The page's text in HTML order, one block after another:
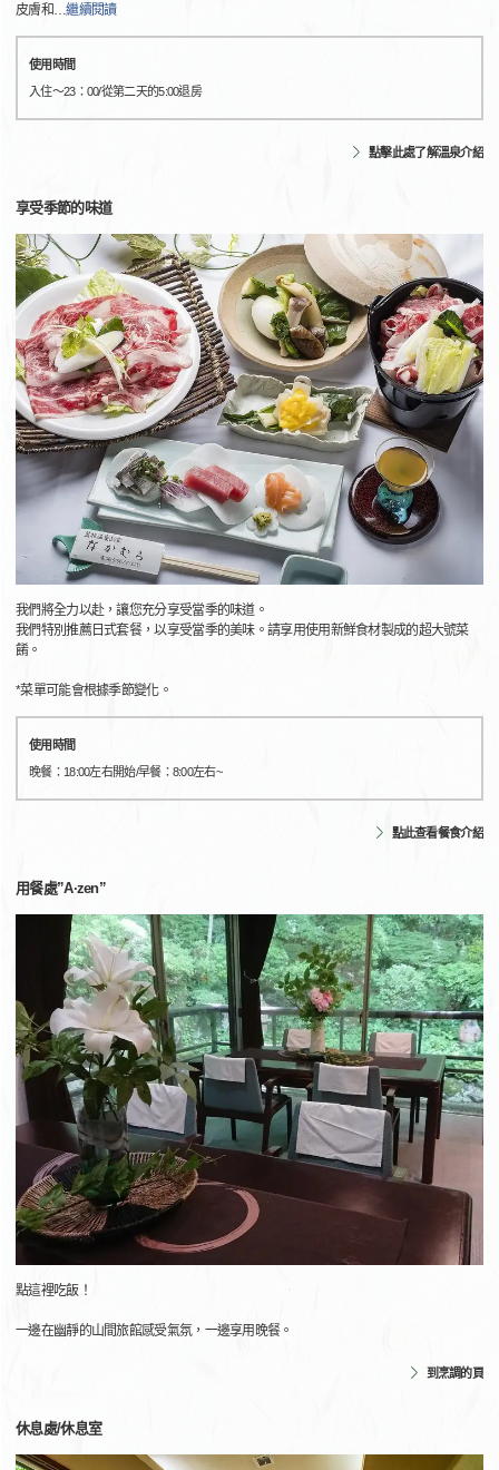
皮膚和…繼續閱讀
使用時間
入住〜23：00/從第二天的5:00退房
點擊此處了解溫泉介紹
享受季節的味道
我們將全力以赴，讓您充分享受當季的味道。
我們特別推薦日式套餐，以享受當季的美味。請享用使用新鮮食材製成的超大號菜
餚。
*菜單可能會根據季節變化。
使用時間
晚餐：18:00左右開始/早餐：8:00左右~
點此查看餐食介紹
用餐處”A·zen”
點這裡吃飯！
一邊在幽靜的山間旅館感受氣氛，一邊享用晚餐。
到烹調的頁
休息處/休息室